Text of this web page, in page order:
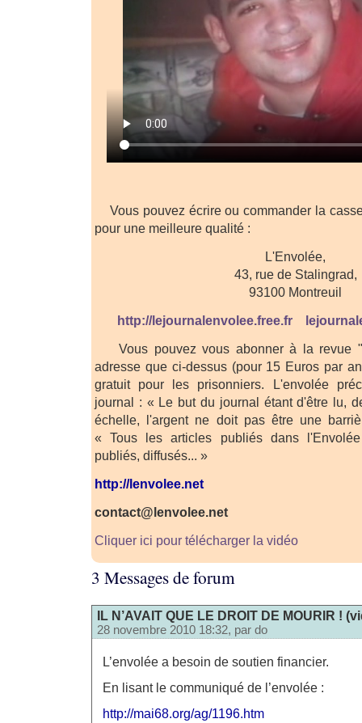
Vous pouvez écrire ou commander la
pour une meilleure qualité :
L'Envolée,
43, rue de Stalingrad,
93100 Montreuil
http://lejournalenvolee.free.fr
Vous pouvez vous abonner à la revue
adresse que ci-dessus (pour 15 Euros par
gratuit pour les prisonniers. L'envolée
journal : « Le but du journal étant d'être lu,
échelle, l'argent ne doit pas être une
« Tous les articles publiés dans
publiés, diffusés... »
http://lenvolee.net
contact@lenvolee.net
Cliquer ici pour télécharger la vidéo
3 Messages de forum
IL N’AVAIT QUE LE DROIT DE MOURIR !
28 novembre 2010 18:32, par do
L’envolée a besoin de soutien financier.
En lisant le communiqué de l’envolée :
http://mai68.org/ag/1196.htm